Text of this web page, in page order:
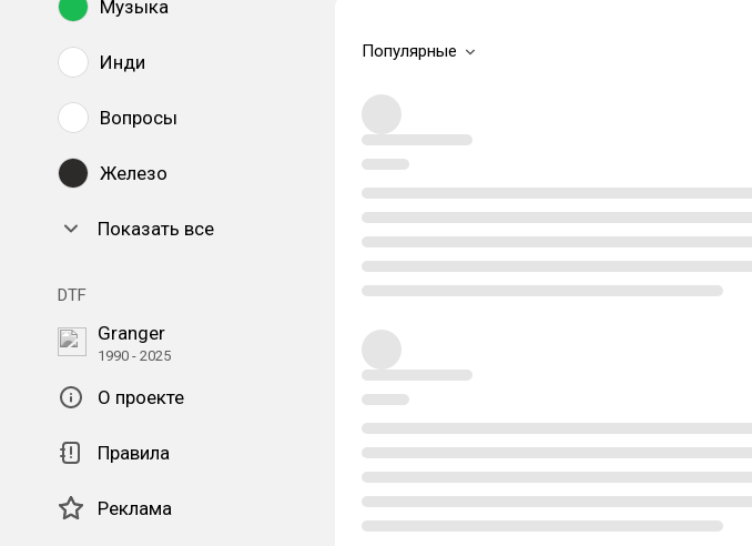
Музыка
Инди
Вопросы
Железо
Показать все
DTF
Granger
1990 - 2025
О проекте
Правила
Реклама
Популярные